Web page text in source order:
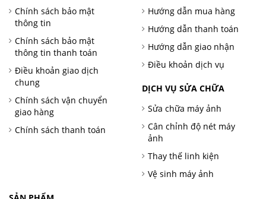
Chính sách bảo mật
thông tin
Chính sách bảo mật
thông tin thanh toán
Điều khoản giao dịch
chung
Chính sách vận chuyển
giao hàng
Chính sách thanh toán
Hướng dẫn mua hàng
Hướng dẫn thanh toán
Hướng dẫn giao nhận
Điều khoản dịch vụ
DỊCH VỤ SỬA CHỮA
Sửa chữa máy ảnh
Cân chỉnh độ nét máy
ảnh
Thay thế linh kiện
Vệ sinh máy ảnh